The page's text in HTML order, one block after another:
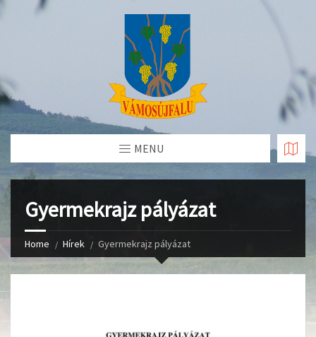
Skip
MENU
Gyermekrajz pályázat
Home Hírek Gyermekrajz pályázat